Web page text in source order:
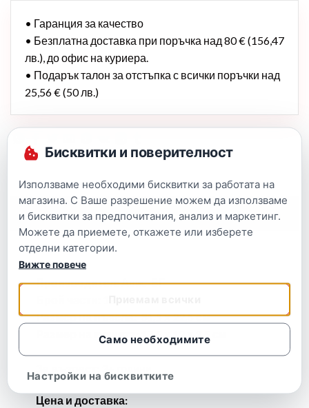
• Гаранция за качество
• Безплатна доставка при поръчка над 80 € (156,47
лв.), до офис на куриера.
• Подарък талон за отстъпка с всички поръчки над
25,56 € (50 лв.)
Описание
Производител:Авис-БГ
Размер на пъзела: 31,5 х 22,5 см
Размер на кутията: 17,5 х 12 х 3,5 см
Цена и доставка:
Бисквитки и поверителност
Използваме необходими бисквитки за работата на
магазина. С Ваше разрешение можем да използваме
и бисквитки за предпочитания, анализ и маркетинг.
Можете да приемете, откажете или изберете
отделни категории.
Само необходимите
Настройки на бисквитките
Вижте повече